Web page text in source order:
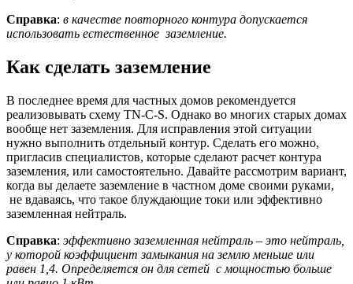
Справка: в качестве повторного контура допускается
использовать естественное заземление.
Как сделать заземление
В последнее время для частных домов рекомендуется
реализовывать схему TN-C-S. Однако во многих старых домах
вообще нет заземления. Для исправления этой ситуации
нужно выполнить отдельный контур. Сделать его можно,
пригласив специалистов, которые сделают расчет контура
заземления, или самостоятельно. Давайте рассмотрим вариант,
когда вы делаете заземление в частном доме своими руками,
не вдаваясь, что такое блуждающие токи или эффективно
заземленная нейтраль.
Справка: эффективно заземленная нейтраль – это нейтраль,
у которой коэффициент замыкания на землю меньше или
равен 1,4. Определяется он для сетей с мощностью больше